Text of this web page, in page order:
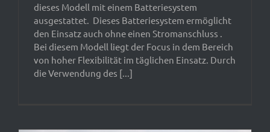
dieses Modell mit einem Batteriesystem
ausgestattet. Dieses Batteriesystem ermöglicht
den Einsatz auch ohne einen Stromanschluss .
Bei diesem Modell liegt der Focus in dem Bereich
von hoher Flexibilität im täglichen Einsatz. Durch
die Verwendung des [...]